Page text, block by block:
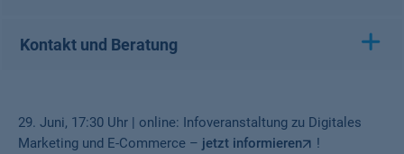
Kontakt und Beratung
29. Juni, 17:30 Uhr | online: Infoveranstaltung zu Digitales
Marketing und E-Commerce – jetzt informieren !